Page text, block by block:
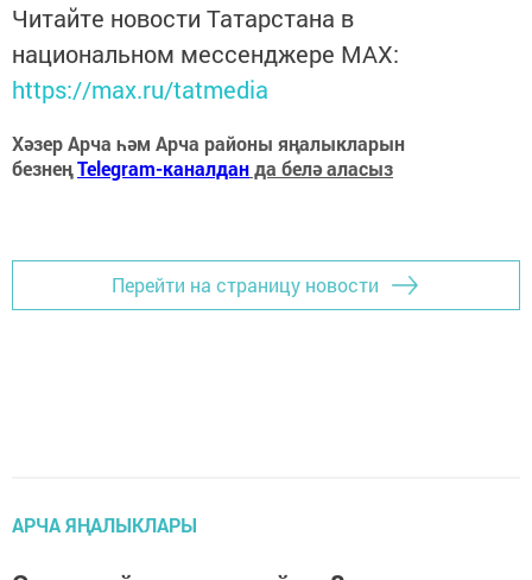
Читайте новости Татарстана в
национальном мессенджере MАХ:
https://max.ru/tatmedia
Хәзер Арча һәм Арча районы яңалыкларын
безнеңTelegram-каналданда белә аласыз
Перейти на страницу новости
АРЧА ЯҢАЛЫКЛАРЫ